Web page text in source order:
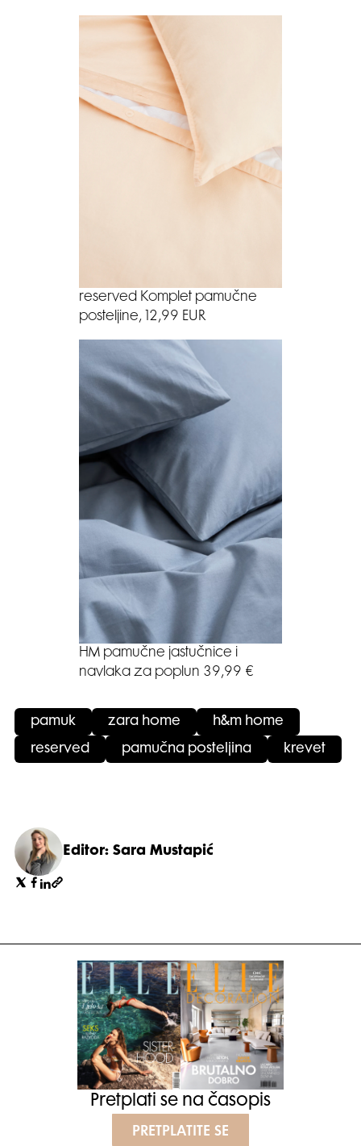
reserved Komplet pamučne
posteljine, 12,99 EUR
HM pamučne jastučnice i
navlaka za poplun 39,99 €
pamuk zara home h&m home
reserved pamučna posteljina krevet
Editor: Sara Mustapić
Pretplati se na časopis
PRETPLATITE SE